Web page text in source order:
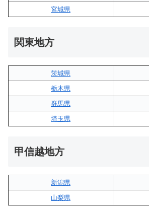
宮城県
関東地方
茨城県
栃木県
群馬県
埼玉県
甲信越地方
新潟県
山梨県